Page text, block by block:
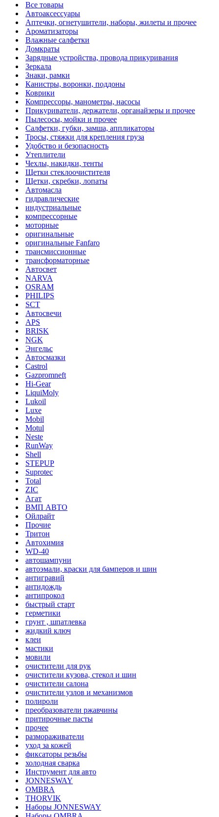
Все товары
Автоаксессуары
Аптечки, огнетушители, наборы, жилеты и прочее
Ароматизаторы
Влажные салфетки
Домкраты
Зарядные устройства, провода прикуривания
Зеркала
Знаки, рамки
Канистры, воронки, поддоны
Коврики
Компрессоры, манометры, насосы
Прикуриватели, держатели, органайзеры и прочее
Пылесосы, мойки и прочее
Салфетки, губки, замша, аппликаторы
Тросы, стяжки для крепления груза
Удобство и безопасность
Утеплители
Чехлы, накидки, тенты
Щетки стеклоочистителя
Щетки, скребки, лопаты
Автомасла
гидравлические
индустриальные
компрессорные
моторные
оригинальные
оригинальные Fanfaro
трансмиссионные
трансформаторные
Автосвет
NARVA
OSRAM
PHILIPS
SCT
Автосвечи
APS
BRISK
NGK
Энгельс
Автосмазки
Castrol
Gazpromneft
Hi-Gear
LiquiMoly
Lukoil
Luxe
Mobil
Motul
Neste
RunWay
Shell
STEPUP
Suprotec
Total
ZIC
Агат
ВМП АВТО
Ойлрайт
Прочие
Тритон
Автохимия
WD-40
автошампуни
автоэмали, краски для бамперов и шин
антигравий
антидождь
антипрокол
быстрый старт
герметики
грунт , шпатлевка
жидкий ключ
клеи
мастики
мовили
очистители для рук
очистители кузова, стекол и шин
очистители салона
очистители узлов и механизмов
полироли
преобразователи ржавчины
притирочные пасты
прочее
размораживатели
уход за кожей
фиксаторы резьбы
холодная сварка
Инструмент для авто
JONNESWAY
OMBRA
THORVIK
Наборы JONNESWAY